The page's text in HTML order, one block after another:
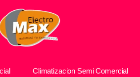
Climatizacion Semi Comercial